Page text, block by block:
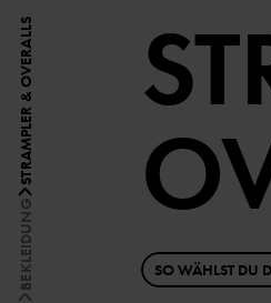
BEKLEIDUNG
STRAMPLER & OVERALLS
SO WÄHLST DU